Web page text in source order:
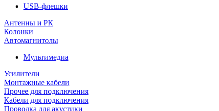
USB-флешки
Антенны и РК
Колонки
Автомагнитолы
Мультимедиа
Усилители
Монтажные кабели
Прочее для подключения
Кабели для подключения
Проводка для акустики